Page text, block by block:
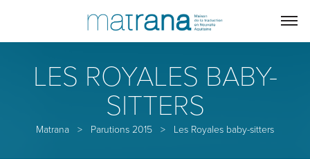
LES ROYALES BABY-
SITTERS
Matrana > Parutions 2015 > Les Royales baby-sitters